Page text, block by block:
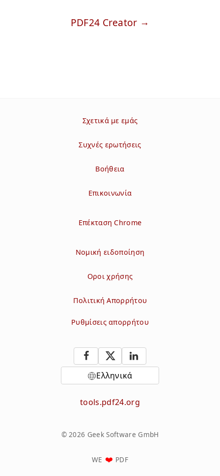
PDF24 Creator
Σχετικά με εμάς
Συχνές ερωτήσεις
Βοήθεια
Επικοινωνία
Επέκταση Chrome
Νομική ειδοποίηση
Οροι χρήσης
Πολιτική Απορρήτου
Ρυθμίσεις απορρήτου
Ελληνικά
tools.pdf24.org
© 2026 Geek Software GmbH
WE PDF